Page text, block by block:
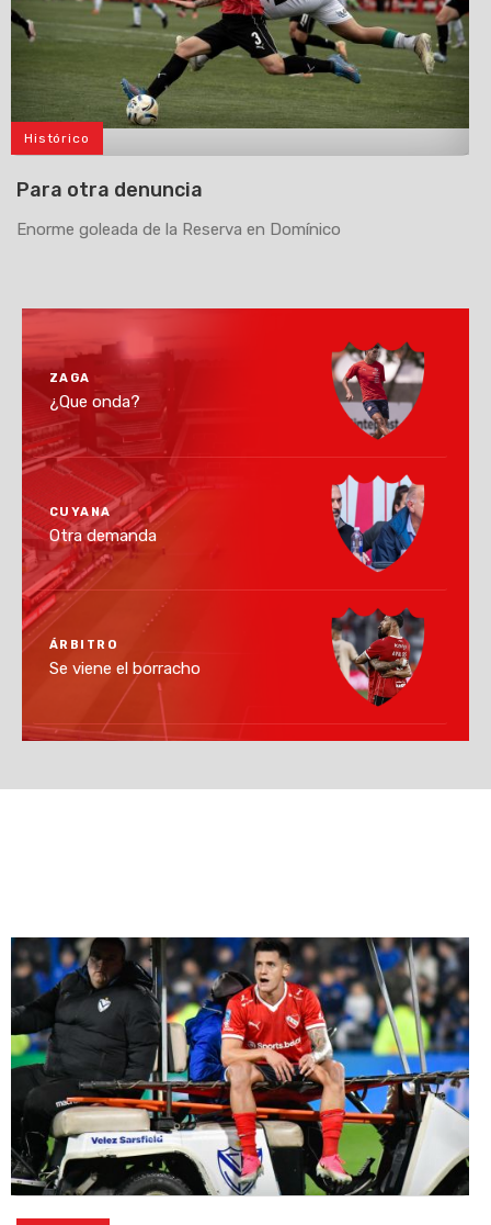
Histórico
Para otra denuncia
Enorme goleada de la Reserva en Domínico
ZAGA
¿Que onda?
CUYANA
Otra demanda
ÁRBITRO
Se viene el borracho